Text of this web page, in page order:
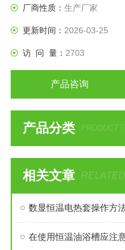
厂商性质： 生产厂家
更新时间： 2026-03-25
访 问 量： 2703
产品咨询
产品分类 PRODUCT
相关文章
数显恒温电热套操作方
在使用恒温油浴槽应注